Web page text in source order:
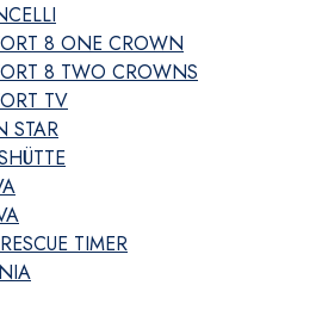
8 ONE CROWN
8 TWO CROWNS
TV
STAR
TIMER